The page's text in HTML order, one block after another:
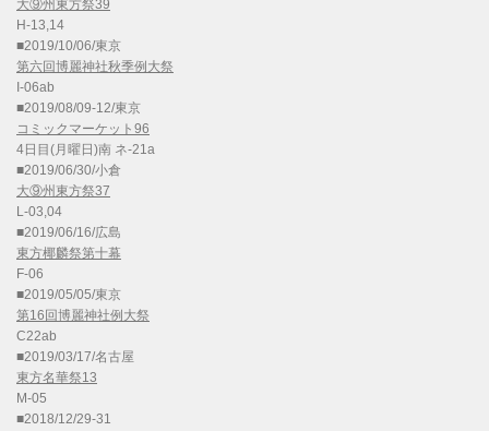
大⑨州東方祭39
H-13,14
■2019/10/06/東京
第六回博麗神社秋季例大祭
I-06ab
■2019/08/09-12/東京
コミックマーケット96
4日目(月曜日)南 ネ-21a
■2019/06/30/小倉
大⑨州東方祭37
L-03,04
■2019/06/16/広島
東方椰麟祭第十幕
F-06
■2019/05/05/東京
第16回博麗神社例大祭
C22ab
■2019/03/17/名古屋
東方名華祭13
M-05
■2018/12/29-31